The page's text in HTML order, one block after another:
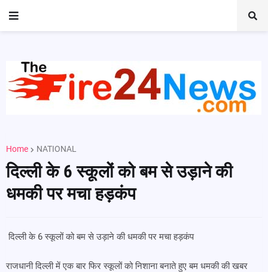
Home NATIONAL
दिल्ली के 6 स्कूलों को बम से उड़ाने की
धमकी पर मचा हड़कंप
दिल्ली के 6 स्कूलों को बम से उड़ाने की धमकी पर मचा हड़कंप
राजधानी दिल्ली में एक बार फिर स्कूलों को निशाना बनाते हुए बम धमकी की खबर